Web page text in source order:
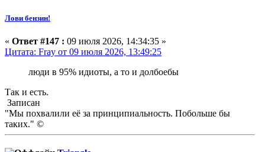
Лови бензин!
« Ответ #147 : 09 июля 2026, 14:34:35 »
Цитата: Fray от 09 июля 2026, 13:49:25
люди в 95% идиоты, а то и долбоебы
Так и есть.
Записан
"Мы похвалили её за принципиальность. Побольше бы
таких." ©